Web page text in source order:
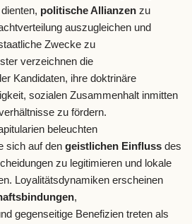
politische Allianzen zu
auszugleichen und
Zwecke zu
verzeichnen die
Kandidaten, ihre doktrinäre
sozialen Zusammenhalt inmitten
zu fördern.
beleuchten
sich auf den geistlichen Einfluss des
zu legitimieren und lokale
Loyalitätsdynamiken erscheinen
,
gegenseitige Benefizien treten als